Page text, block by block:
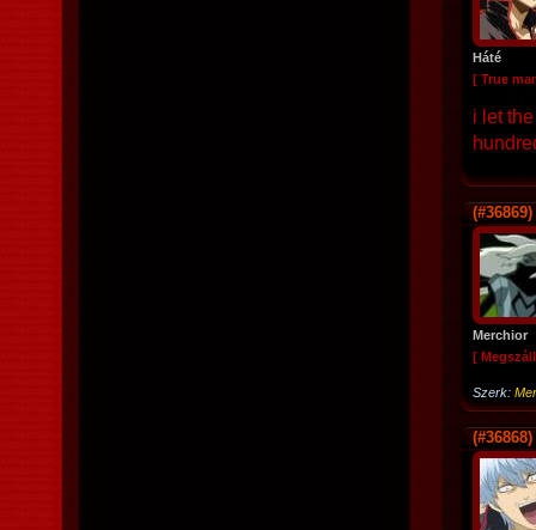
Háté
[ True
i let
(#36869)
Merchior
[
Szerk:
(#36868)